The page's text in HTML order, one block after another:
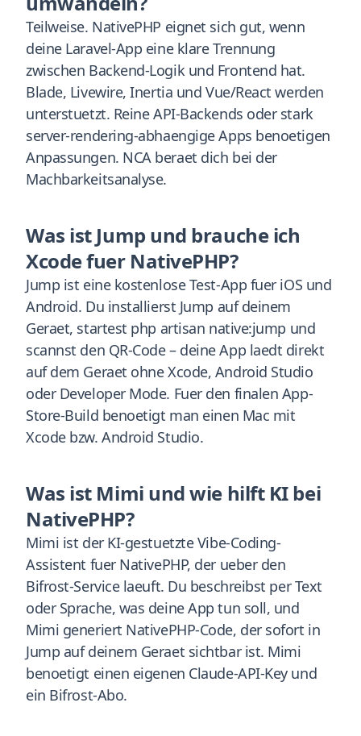
Teilweise. NativePHP eignet sich gut, wenn
deine Laravel-App eine klare Trennung
zwischen Backend-Logik und Frontend hat.
Blade, Livewire, Inertia und Vue/React werden
unterstuetzt. Reine API-Backends oder stark
server-rendering-abhaengige Apps benoetigen
Anpassungen. NCA beraet dich bei der
Machbarkeitsanalyse.
Was ist Jump und brauche ich
Xcode fuer NativePHP?
Jump ist eine kostenlose Test-App fuer iOS und
Android. Du installierst Jump auf deinem
Geraet, startest php artisan native:jump und
scannst den QR-Code – deine App laedt direkt
auf dem Geraet ohne Xcode, Android Studio
oder Developer Mode. Fuer den finalen App-
Store-Build benoetigt man einen Mac mit
Xcode bzw. Android Studio.
Was ist Mimi und wie hilft KI bei
NativePHP?
Mimi ist der KI-gestuetzte Vibe-Coding-
Assistent fuer NativePHP, der ueber den
Bifrost-Service laeuft. Du beschreibst per Text
oder Sprache, was deine App tun soll, und
Mimi generiert NativePHP-Code, der sofort in
Jump auf deinem Geraet sichtbar ist. Mimi
benoetigt einen eigenen Claude-API-Key und
ein Bifrost-Abo.